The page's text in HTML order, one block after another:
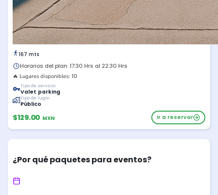
167 mts
Horarios del plan: 17:30 Hrs al 22:30 Hrs
🔥 Lugares disponibles: 10
Tipo de servicio
Valet parking
Tipo de lugar
Público
$129.00 MXN Ir a reservar
¿Por qué paquetes para eventos?